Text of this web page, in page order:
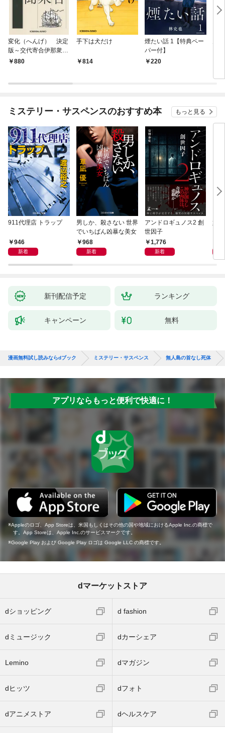
変化（へんげ） 決定
版～交代寄合伊那衆異
聞（1）～
880
手下は犬だけ
814
煙たい話 1【特典ペー
パー付】
220
ミステリー・サスペンスのおすすめ本 もっと見る
911代理店 トラップ
946
新着
男しか、殺さない 世界
でいちばん凶暴な美女
968
新着
アンドロギュノス2 創
世因子
1,776
新着
姐
新刊配信予定 ランキング
キャンペーン 無料
漫画無料試し読みならdブック ミステリー・サスペンス 無人島の首なし死体
アプリならもっと便利で快適に！
Appleのロゴ、App Storeは、米国もしくはその他の国や地域におけるApple Inc.の商標で
す。App Storeは、Apple Inc.のサービスマークです。
Google Play および Google Play ロゴは Google LLC の商標です。
dマーケットストア
dショッピング d fashion
dミュージック dカーシェア
Lemino dマガジン
dヒッツ dフォト
dアニメストア dヘルスケア